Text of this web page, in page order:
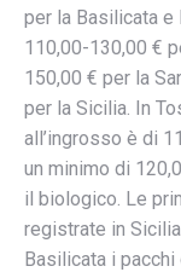
per la Basilicata e
110,00-130,00 €
150,00 € per la
per la Sicilia. In
all’ingrosso è di
un minimo di
il biologico. Le
registrate in
Basilicata i pacchi